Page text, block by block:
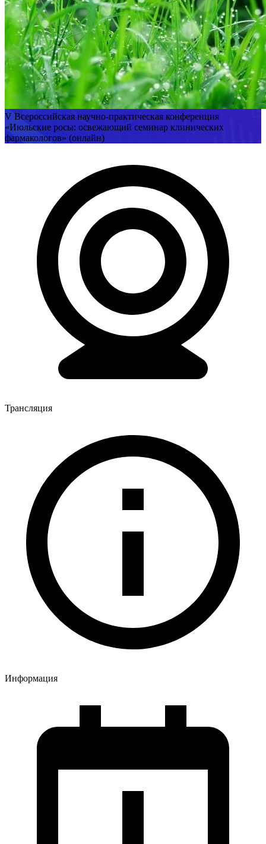
V Всероссийская научно-практическая конференция
«Июльские росы: освежающий семинар клинических
фармакологов» (онлайн)
Трансляция
Информация